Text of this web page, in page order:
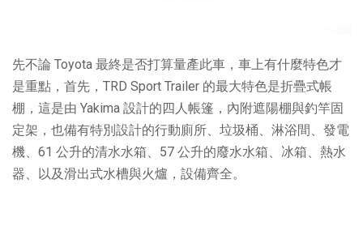
先不論 Toyota 最終是否打算量產此車，車上有什麼特色才
是重點，首先，TRD Sport Trailer 的最大特色是折疊式帳
棚，這是由 Yakima 設計的四人帳篷，內附遮陽棚與釣竿固
定架，也備有特別設計的行動廁所、垃圾桶、淋浴間、發電
機、61 公升的清水水箱、57 公升的廢水水箱、冰箱、熱水
器、以及滑出式水槽與火爐，設備齊全。